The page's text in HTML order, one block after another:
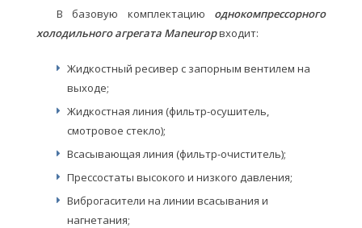
В базовую комплектацию однокомпрессорного
холодильного агрегата Maneuropвходит:
Жидкостный ресивер с запорным вентилем на
выходе;
Жидкостная линия (фильтр-осушитель,
смотровое стекло);
Всасывающая линия (фильтр-очиститель);
Прессостаты высокого и низкого давления;
Виброгасители на линии всасывания и
нагнетания;